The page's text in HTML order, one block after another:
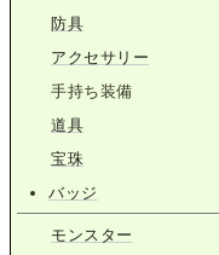
防具
アクセサリー
手持ち装備
道具
宝珠
バッジ
モンスター